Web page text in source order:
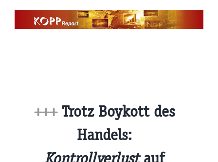
+++ Trotz Boykott des
Handels: